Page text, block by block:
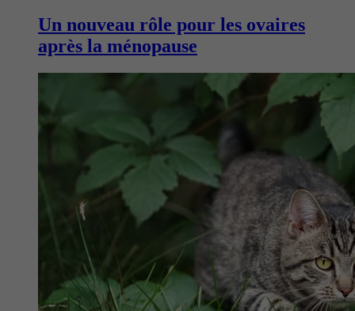
Un nouveau rôle pour les ovaires
après la ménopause